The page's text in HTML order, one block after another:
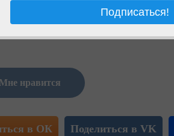
Мне нравится
в ОК Поделиться в VK